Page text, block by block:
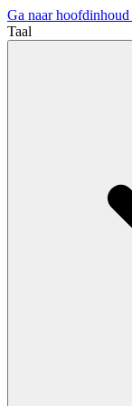
Ga naar hoofdinhoud
Taal